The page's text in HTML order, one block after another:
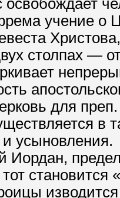
освобождает
учение о
столпах —
для
в
усыновления.
Иордан,
тот